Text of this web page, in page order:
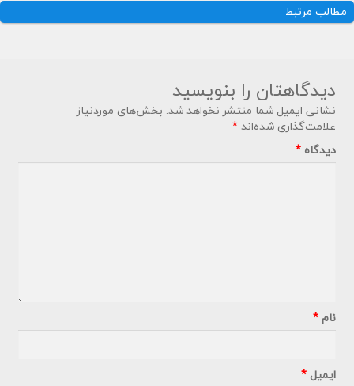
مطالب مرتبط
دیدگاهتان را بنویسید
نشانی ایمیل شما منتشر نخواهد شد. بخش‌های موردنیاز
علامت‌گذاری شده‌اند*
دیدگاه *
نام*
ایمیل *